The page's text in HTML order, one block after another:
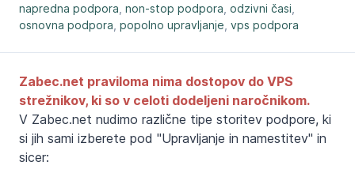
napredna podpora non-stop podpora odzivni časi
osnovna podpora popolno upravljanje vps podpora
Zabec.net praviloma nima dostopov do VPS
strežnikov, ki so v celoti dodeljeni naročnikom.
V Zabec.net nudimo različne tipe storitev podpore, ki
si jih sami izberete pod "Upravljanje in namestitev" in
sicer: